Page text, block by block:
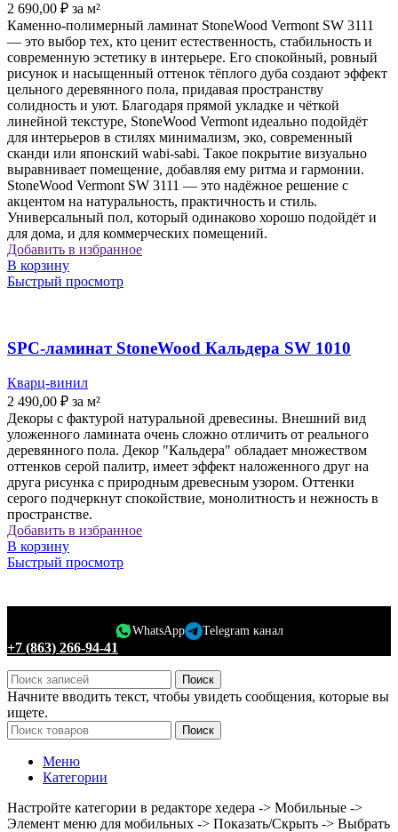
2 690,00 ₽ за м²
Каменно-полимерный ламинат StoneWood Vermont SW 3111
— это выбор тех, кто ценит естественность, стабильность и
современную эстетику в интерьере. Его спокойный, ровный
рисунок и насыщенный оттенок тёплого дуба создают эффект
цельного деревянного пола, придавая пространству
солидность и уют. Благодаря прямой укладке и чёткой
линейной текстуре, StoneWood Vermont идеально подойдёт
для интерьеров в стилях минимализм, эко, современный
сканди или японский wabi-sabi. Такое покрытие визуально
выравнивает помещение, добавляя ему ритма и гармонии.
StoneWood Vermont SW 3111 — это надёжное решение с
акцентом на натуральность, практичность и стиль.
Универсальный пол, который одинаково хорошо подойдёт и
для дома, и для коммерческих помещений.
Добавить в избранное
В корзину
Быстрый просмотр
SPC-ламинат StoneWood Кальдера SW 1010
Кварц-винил
2 490,00 ₽ за м²
Декоры с фактурой натуральной древесины. Внешний вид
уложенного ламината очень сложно отличить от реального
деревянного пола. Декор "Кальдера" обладает множеством
оттенков серой палитр, имеет эффект наложенного друг на
друга рисунка с природным древесным узором. Оттенки
серого подчеркнут спокойствие, монолитность и нежность в
пространстве.
Добавить в избранное
В корзину
Быстрый просмотр
WhatsApp Telegram канал
+7 (863) 266-94-41
Поиск
Начните вводить текст, чтобы увидеть сообщения, которые вы
ищете.
Поиск
Меню
Категории
Настройте категории в редакторе хедера -> Мобильные ->
Элемент меню для мобильных -> Показать/Скрыть -> Выбрать